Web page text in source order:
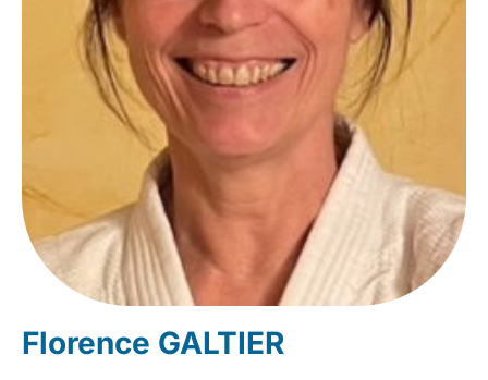
Florence GALTIER